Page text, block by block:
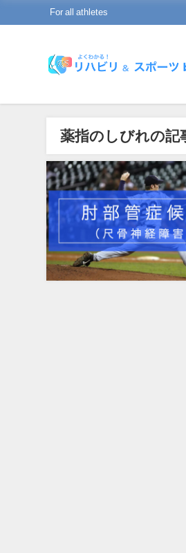
For all athletes
薬指のしびれの記